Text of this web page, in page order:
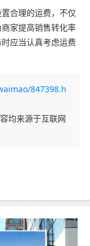
合理的运费，不仅
家提高销售转化率
应当认真考虑运费
847398.h
均来源于互联网